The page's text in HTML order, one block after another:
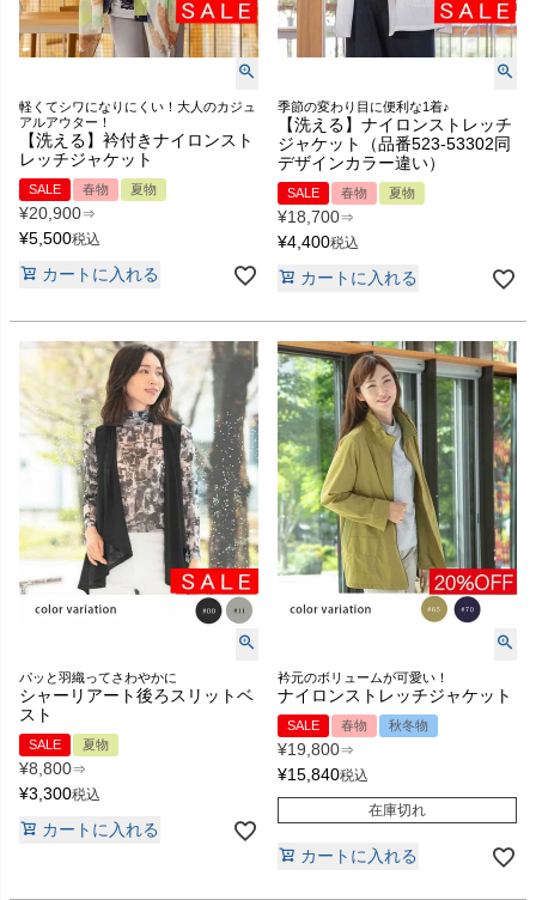
軽くてシワになりにくい！大人のカジュ
アルアウター！
【洗える】衿付きナイロンスト
レッチジャケット
SALE 春物 夏物
¥20,900⇒
¥5,500税込
カートに入れる
季節の変わり目に便利な1着♪
【洗える】ナイロンストレッチ
ジャケット（品番523-53302同
デザインカラー違い）
SALE 春物 夏物
¥18,700⇒
¥4,400税込
カートに入れる
パッと羽織ってさわやかに
シャーリアート後ろスリットベ
スト
SALE 夏物
¥8,800⇒
¥3,300税込
カートに入れる
衿元のボリュームが可愛い！
ナイロンストレッチジャケット
SALE 春物 秋冬物
¥19,800⇒
¥15,840税込
在庫切れ
カートに入れる